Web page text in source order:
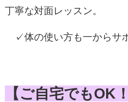
丁寧な対面レッスン。
✓体の使い方も一からサ
【ご自宅でもOK